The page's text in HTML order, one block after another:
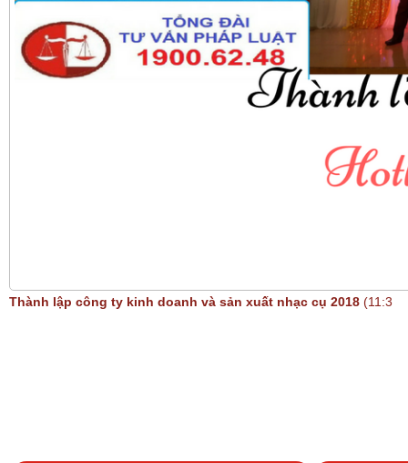
Thành lập công ty kinh doanh và sản xuất nhạc cụ 2018 (11:3